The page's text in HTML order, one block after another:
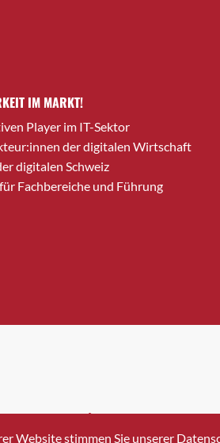
IM MARKT!
Player im IT-Sektor
der digitalen Wirtschaft
digitalen Schweiz
Fachbereiche und Führung
+41 43 336 40 20
Website stimmen Sie unserer